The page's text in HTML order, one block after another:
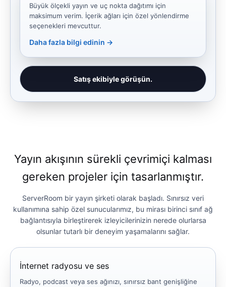
Büyük ölçekli yayın ve uç nokta dağıtımı için
maksimum verim. İçerik ağları için özel yönlendirme
seçenekleri mevcuttur.
Daha fazla bilgi edinin →
Satış ekibiyle görüşün.
Yayın akışının sürekli çevrimiçi kalması
gereken projeler için tasarlanmıştır.
ServerRoom bir yayın şirketi olarak başladı. Sınırsız veri
kullanımına sahip özel sunucularımız, bu mirası birinci sınıf ağ
bağlantısıyla birleştirerek izleyicilerinizin nerede olurlarsa
olsunlar tutarlı bir deneyim yaşamalarını sağlar.
İnternet radyosu ve ses
Radyo, podcast veya ses ağınızı, sınırsız bant genişliğine